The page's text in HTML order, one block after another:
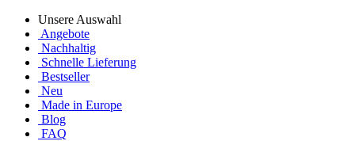
Unsere Auswahl
Angebote
Nachhaltig
Schnelle Lieferung
Bestseller
Neu
Made in Europe
Blog
FAQ